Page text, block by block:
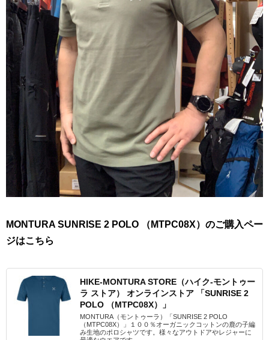
MONTURA SUNRISE 2 POLO （MTPC08X）のご購入ペー
ジはこちら
HIKE-MONTURA STORE（ハイク-モントゥー
ラ ストア） オンラインストア 「SUNRISE 2
POLO （MTPC08X）」
MONTURA（モントゥーラ）「SUNRISE 2 POLO
（MTPC08X）」１００％オーガニックコットンの鹿の子編
み生地のポロシャツです。様々なアウトドアやレジャーに